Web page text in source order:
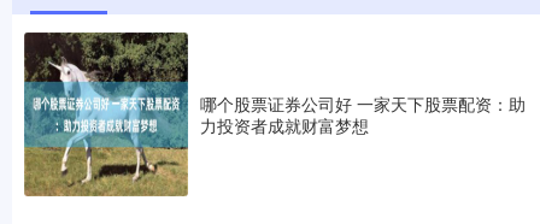
哪个股票证券公司好 一家天下股票配资：助
力投资者成就财富梦想